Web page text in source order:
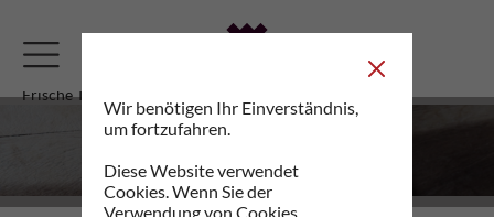
Frische Trüffel
Frische Trüffel
Wir benötigen Ihr Einverständnis,
um fortzufahren.
Diese Website verwendet
Cookies. Wenn Sie der
Verwendung von Cookies